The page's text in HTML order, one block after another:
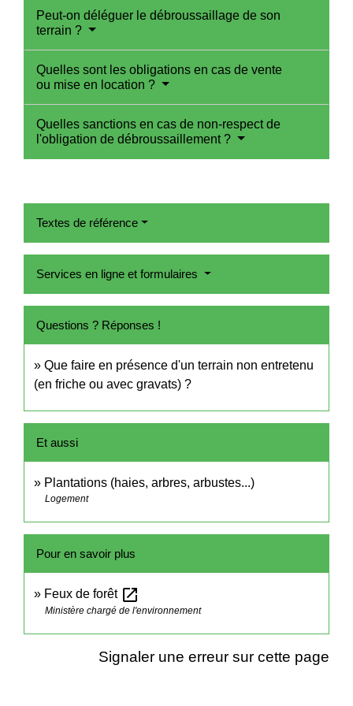
Peut-on déléguer le débroussaillage de son
terrain ?
Quelles sont les obligations en cas de vente
ou mise en location ?
Quelles sanctions en cas de non-respect de
l'obligation de débroussaillement ?
Textes de référence
Services en ligne et formulaires
Questions ? Réponses !
Que faire en présence d'un terrain non entretenu
(en friche ou avec gravats) ?
Et aussi
Plantations (haies, arbres, arbustes...)
Logement
Pour en savoir plus
Feux de forêt open_in_new
Ministère chargé de l'environnement
Signaler une erreur sur cette page